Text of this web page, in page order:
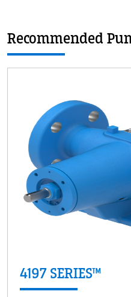
Recommended
4197 SERIES™